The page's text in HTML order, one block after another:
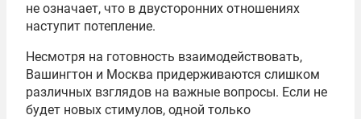
не означает, что в двусторонних отношениях
наступит потепление.
Несмотря на готовность взаимодействовать,
Вашингтон и Москва придерживаются слишком
различных взглядов на важные вопросы. Если не
будет новых стимулов, одной только